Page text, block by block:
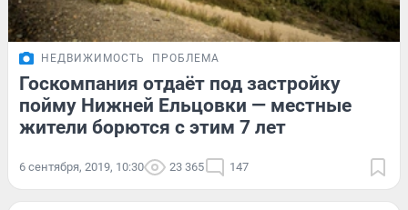
НЕДВИЖИМОСТЬ ПРОБЛЕМА
Госкомпания отдаёт под застройку
пойму Нижней Ельцовки — местные
жители борются с этим 7 лет
6 сентября, 2019, 10:30 23 365 147